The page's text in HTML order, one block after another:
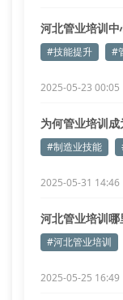
河北管业培训中
#技能提升 #
2025-05-23 00:05
为何管业培训
#制造业技能
2025-05-31 14:46
河北管业培训
#河北管业培训
2025-05-25 16:49